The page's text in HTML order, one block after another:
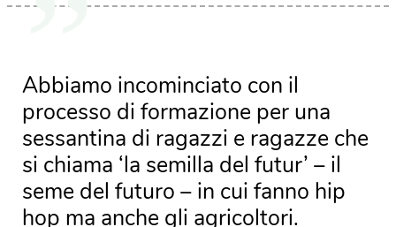
Abbiamo incominciato con il
processo di formazione per una
sessantina di ragazzi e ragazze che
si chiama ‘la semilla del futur’ – il
seme del futuro – in cui fanno hip
hop ma anche gli agricoltori.